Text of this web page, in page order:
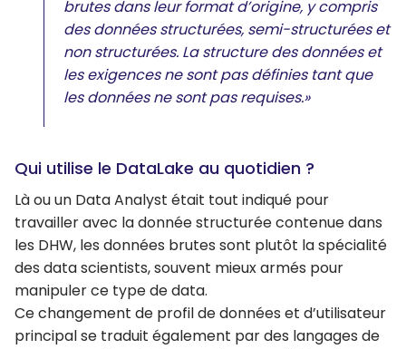
brutes dans leur format d’origine, y compris
des données structurées, semi-structurées et
non structurées. La structure des données et
les exigences ne sont pas définies tant que
les données ne sont pas requises.»
Qui utilise le DataLake au quotidien ?
Là ou un Data Analyst était tout indiqué pour
travailler avec la donnée structurée contenue dans
les DHW, les données brutes sont plutôt la spécialité
des data scientists, souvent mieux armés pour
manipuler ce type de data.
Ce changement de profil de données et d’utilisateur
principal se traduit également par des langages de